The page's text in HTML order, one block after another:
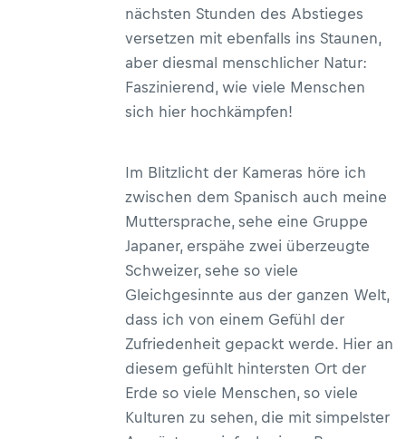
nächsten Stunden des Abstieges
versetzen mit ebenfalls ins Staunen,
aber diesmal menschlicher Natur:
Faszinierend, wie viele Menschen
sich hier hochkämpfen!
Im Blitzlicht der Kameras höre ich
zwischen dem Spanisch auch meine
Muttersprache, sehe eine Gruppe
Japaner, erspähe zwei überzeugte
Schweizer, sehe so viele
Gleichgesinnte aus der ganzen Welt,
dass ich von einem Gefühl der
Zufriedenheit gepackt werde. Hier an
diesem gefühlt hintersten Ort der
Erde so viele Menschen, so viele
Kulturen zu sehen, die mit simpelster